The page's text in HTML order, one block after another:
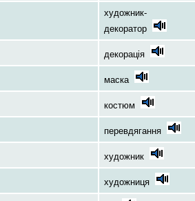
художник-
декоратор
декорація
маска
костюм
перевдягання
художник
художниця